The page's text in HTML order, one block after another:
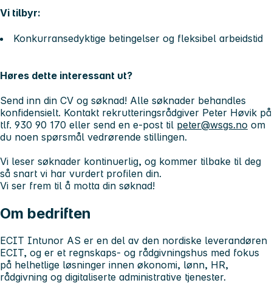
Vi tilbyr:
Konkurransedyktige betingelser og fleksibel arbeidstid
Høres dette interessant ut?
Send inn din CV og søknad! Alle søknader behandles
konfidensielt. Kontakt rekrutteringsrådgiver Peter Høvik på
tlf. 930 90 170 eller send en e-post til peter@wsgs.no om
du noen spørsmål vedrørende stillingen.
Vi leser søknader kontinuerlig, og kommer tilbake til deg
så snart vi har vurdert profilen din.
Vi ser frem til å motta din søknad!
Om bedriften
ECIT Intunor AS er en del av den nordiske leverandøren
ECIT, og er et regnskaps- og rådgivningshus med fokus
på helhetlige løsninger innen økonomi, lønn, HR,
rådgivning og digitaliserte administrative tjenester.